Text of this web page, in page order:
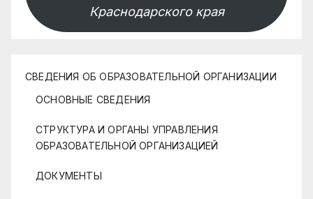
Краснодарского края
СВЕДЕНИЯ ОБ ОБРАЗОВАТЕЛЬНОЙ ОРГАНИЗАЦИИ
ОСНОВНЫЕ СВЕДЕНИЯ
СТРУКТУРА И ОРГАНЫ УПРАВЛЕНИЯ
ОБРАЗОВАТЕЛЬНОЙ ОРГАНИЗАЦИЕЙ
ДОКУМЕНТЫ